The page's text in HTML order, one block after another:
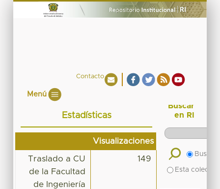
Contacto
Menú
Estadísticas
Visualizaciones
Traslado a CU
de la Facultad
de Ingeniería
149
Buscar
en RI
Buscar
Esta